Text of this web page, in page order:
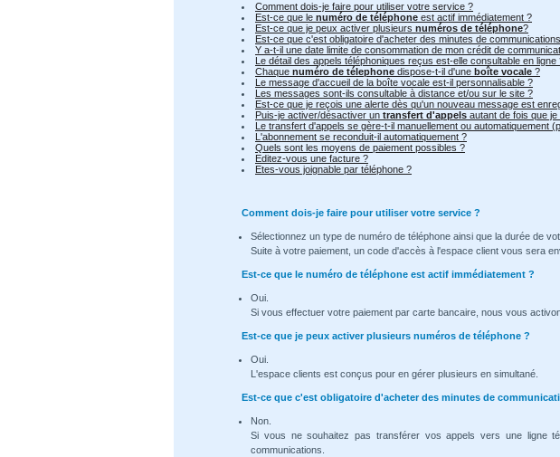
Comment dois-je faire pour utiliser votre service ?
Est-ce que le numéro de téléphone est actif immédiatement ?
Est-ce que je peux activer plusieurs numéros de téléphone?
Est-ce que c'est obligatoire d'acheter des minutes de communications
Y a-t-il une date limite de consommation de mon crédit de
Le détail des appels téléphoniques reçus est-elle consultable en ligne
Chaque numéro de télephone dispose-t-il d'une boîte vocale ?
Le message d'accueil de la boîte vocale est-il personnalisable ?
Les messages sont-ils consultable à distance et/ou sur le site ?
Est-ce que je reçois une alerte dès qu'un nouveau message est
Puis-je activer/désactiver un transfert d'appels autant de fois que
Le transfert d'appels se gère-t-il manuellement ou automatiquement
L'abonnement se reconduit-il automatiquement ?
Quels sont les moyens de paiement possibles ?
Editez-vous une facture ?
Etes-vous joignable par téléphone ?
Comment dois-je faire pour utiliser votre service ?
Sélectionnez un type de numéro de téléphone ainsi que la durée de
Suite à votre paiement, un code d'accès à l'espace client vous sera
Est-ce que le numéro de téléphone est actif immédiatement ?
Oui.
Si vous effectuer votre paiement par carte bancaire, nous vous
Est-ce que je peux activer plusieurs numéros de téléphone ?
Oui.
L'espace clients est conçus pour en gérer plusieurs en simultané.
Est-ce que c'est obligatoire d'acheter des minutes de
Non.
Si vous ne souhaitez pas transférer vos appels vers une ligne
communications.